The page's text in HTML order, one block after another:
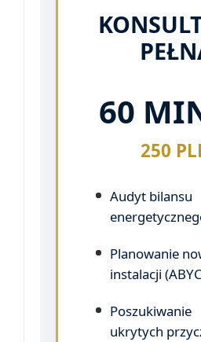
60
250
Audyt bilansu
Planowanie
instalacji
Poszukiwanie
ukrytych